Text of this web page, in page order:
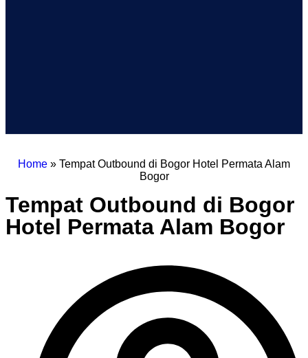
Home » Tempat Outbound di Bogor Hotel Permata Alam
Bogor
Tempat Outbound di Bogor
Hotel Permata Alam Bogor